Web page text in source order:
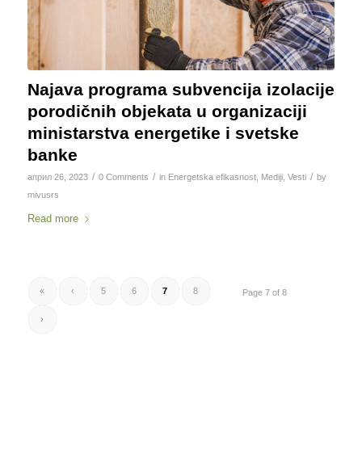
Najava programa subvencija izolacije
porodičnih objekata u organizaciji
ministarstva energetike i svetske
banke
април 26, 2023 / 0 Comments / in Energetska efikasnost, Mediji, Vesti / by
mivusrs
Read more
Page 7 of 8
« ‹ 5 6 7 8
›